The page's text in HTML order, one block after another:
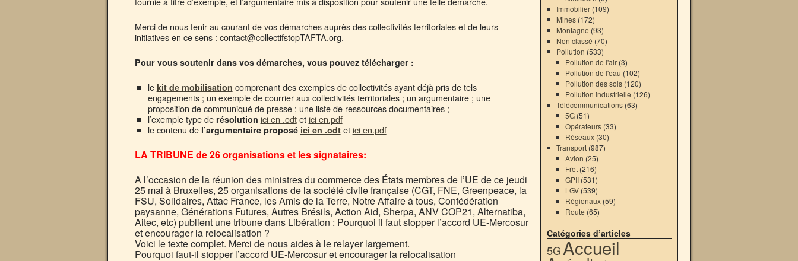
Merci de nous tenir au courant de vos démarches auprès des collectivités territoriales et de leurs
initiatives en ce sens : contact@collectifstopTAFTA.org.
Pour vous soutenir dans vos démarches, vous pouvez télécharger :
le kit de mobilisation comprenant des exemples de collectivités ayant déjà pris de tels
engagements ; un exemple de courrier aux collectivités territoriales ; un argumentaire ; une
proposition de communiqué de presse ; une liste de ressources documentaires ;
l’exemple type de résolution ici en .odtetici en.pdf
le contenu de l’argumentaire proposé ici en .odtetici en.pdf
LA TRIBUNE de 26 organisations et les signataires:
A l’occasion de la réunion des ministres du commerce des États membres de l’UE de ce jeudi
25 mai à Bruxelles, 25 organisations de la société civile française (CGT, FNE, Greenpeace, la
FSU, Solidaires, Attac France, les Amis de la Terre, Notre Affaire à tous, Confédération
paysanne, Générations Futures, Autres Brésils, Action Aid, Sherpa, ANV COP21, Alternatiba,
Aitec, etc) publient une tribune dans Libération : Pourquoi il faut stopper l’accord UE-Mercosur
et encourager la relocalisation ?
Voici le texte complet. Merci de nous aides à le relayer largement.
Pourquoi faut-il stopper l’accord UE-Mercosur et encourager la relocalisation
Immobilier(109)
Mines(172)
Montagne (93)
Non classé (70)
Pollution (533)
Pollution de l'air (3)
Pollution de l'eau (102)
Pollution des sols (120)
Pollution industrielle (126)
Télécommunications(63)
5G (51)
Opérateurs (33)
Réseaux (30)
Transport(987)
Avion (25)
Fret (216)
GPII (531)
LGV (539)
Régionaux (59)
Route (65)
Catégories d’articles
5GAccueil